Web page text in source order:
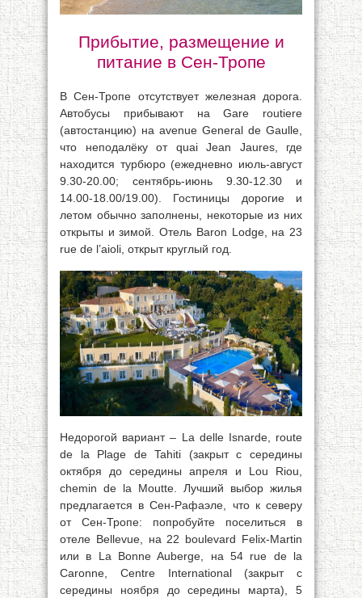
Прибытие, размещение и
питание в Сен-Тропе
В Сен-Тропе отсутствует железная дорога.
Автобусы прибывают на Gare routiere
(автостанцию) на avenue General de Gaulle,
что неподалёку от quai Jean Jaures, где
находится турбюро (ежедневно июль-август
9.30-20.00; сентябрь-июнь 9.30-12.30 и
14.00-18.00/19.00). Гостиницы дорогие и
летом обычно заполнены, некоторые из них
открыты и зимой. Отель Baron Lodge, на 23
rue de l’aioli, открыт круглый год.
Недорогой вариант – La delle Isnarde, route
de la Plage de Tahiti (закрыт с середины
октября до середины апреля и Lou Riou,
chemin de la Moutte. Лучший выбор жилья
предлагается в Сен-Рафаэле, что к северу
от Сен-Тропе: попробуйте поселиться в
отеле Bellevue, на 22 boulevard Felix-Martin
или в La Bonne Auberge, на 54 rue de la
Caronne, Centre International (закрыт с
середины ноября до середины марта), 5